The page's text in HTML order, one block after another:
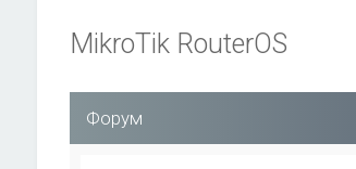
MikroTik RouterOS
Форум